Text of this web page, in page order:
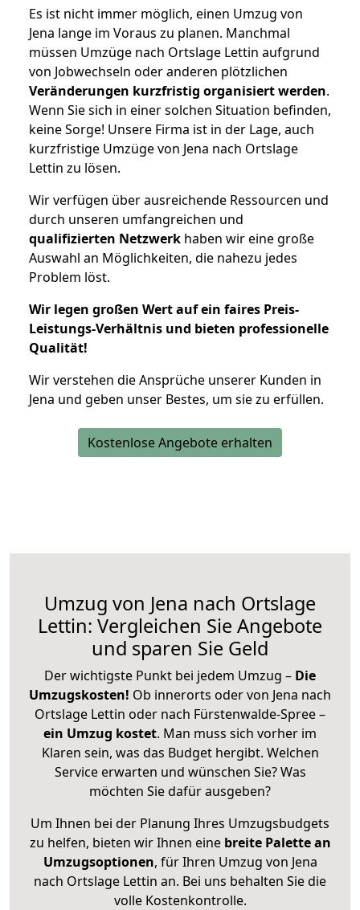
Es ist nicht immer möglich, einen Umzug von
Jena lange im Voraus zu planen. Manchmal
müssen Umzüge nach Ortslage Lettin aufgrund
von Jobwechseln oder anderen plötzlichen
Veränderungen kurzfristig organisiert werden.
Wenn Sie sich in einer solchen Situation befinden,
keine Sorge! Unsere Firma ist in der Lage, auch
kurzfristige Umzüge von Jena nach Ortslage
Lettin zu lösen.
Wir verfügen über ausreichende Ressourcen und
durch unseren umfangreichen und
qualifizierten Netzwerk haben wir eine große
Auswahl an Möglichkeiten, die nahezu jedes
Problem löst.
Wir legen großen Wert auf ein faires Preis-
Leistungs-Verhältnis und bieten professionelle
Qualität!
Wir verstehen die Ansprüche unserer Kunden in
Jena und geben unser Bestes, um sie zu erfüllen.
Kostenlose Angebote erhalten
Umzug von Jena nach Ortslage
Lettin: Vergleichen Sie Angebote
und sparen Sie Geld
Der wichtigste Punkt bei jedem Umzug – Die
Umzugskosten! Ob innerorts oder von Jena nach
Ortslage Lettin oder nach Fürstenwalde-Spree –
ein Umzug kostet. Man muss sich vorher im
Klaren sein, was das Budget hergibt. Welchen
Service erwarten und wünschen Sie? Was
möchten Sie dafür ausgeben?
Um Ihnen bei der Planung Ihres Umzugsbudgets
zu helfen, bieten wir Ihnen eine breite Palette an
Umzugsoptionen, für Ihren Umzug von Jena
nach Ortslage Lettin an. Bei uns behalten Sie die
volle Kostenkontrolle.